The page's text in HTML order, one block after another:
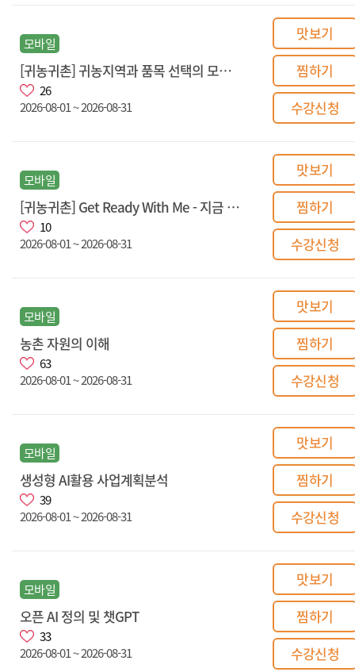
모바일
[귀농귀촌] 귀농지역과 품목 선택의 모든 것
26
2026-08-01 ~ 2026-08-31
맛보기
찜하기
수강신청
모바일
[귀농귀촌] Get Ready With Me - 지금 막 시작하는 청년귀농
10
2026-08-01 ~ 2026-08-31
맛보기
찜하기
수강신청
모바일
농촌 자원의 이해
63
2026-08-01 ~ 2026-08-31
맛보기
찜하기
수강신청
모바일
생성형 AI활용 사업계획분석
39
2026-08-01 ~ 2026-08-31
맛보기
찜하기
수강신청
모바일
오픈 AI 정의 및 챗GPT
33
2026-08-01 ~ 2026-08-31
맛보기
찜하기
수강신청